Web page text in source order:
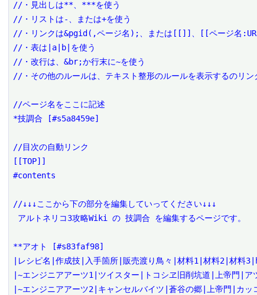
//・見出しは**、***を使う
//・リストは-、または+を使う
//・リンクは&pgid(,ページ名);、または[[]]、[[ページ名
//・表は|a|b|を使う
//・改行は、&br;か行末に~を使う
//・その他のルールは、テキスト整形のルールを表示するのリン
//ページ名をここに記述
*技調合 [#s5a8459e]
//目次の自動リンク
[[TOP]]
#contents
//↓↓↓ここから下の部分を編集していってください↓↓↓
**アオト [#s83faf98]
|レシピ名|作成技|入手箇所|販売渡り鳥々|材料1|材料2|材料
|~エンジニアアーツ1|ツイスター|トコシヱ旧削坑道|上帝門|ア
|~エンジニアアーツ2|キャンセルバイツ|蒼谷の郷|上帝門|カッ